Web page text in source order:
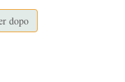
dopo